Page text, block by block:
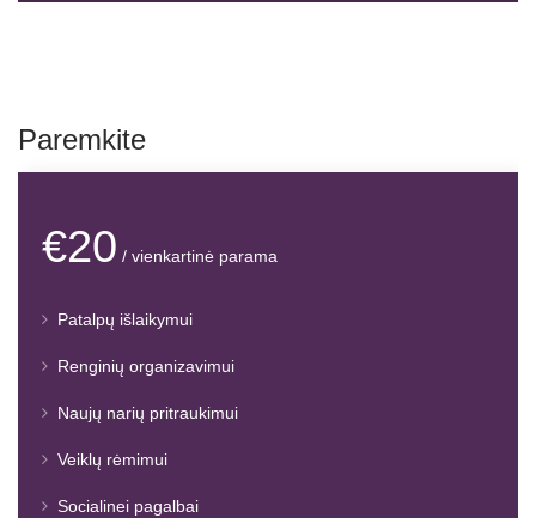
Paremkite
€20 / vienkartinė parama
Patalpų išlaikymui
Renginių organizavimui
Naujų narių pritraukimui
Veiklų rėmimui
Socialinei pagalbai